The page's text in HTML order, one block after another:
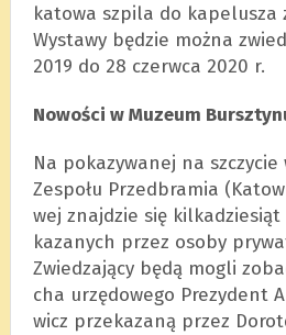
ka­towa szpila do kape­lu­sza
Wystawy będzie można
2019 do 28 czerwca 2020 r.
Nowo­ści w Muzeum
Na poka­zy­wa­nej na szczy­cie
Zespołu Przed­bra­mia
wej znaj­dzie się
ka­za­nych przez osoby
Zwie­dza­jący będą mogli
cha urzę­do­wego Pre­zy­dent
wicz prze­ka­zaną przez